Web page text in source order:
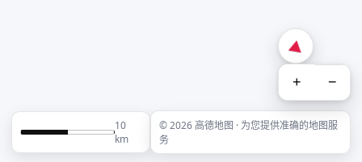
+ −
10
km
© 2026 高德地图 · 为您提供准确的地图服
务